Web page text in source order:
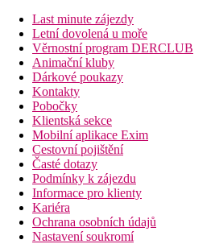
trezorem, lednicí a balkonem.
Vzdálenosti
35 km
Vzdálenost od nejbližšího letiště
12 km
Vzdálenost k pláži
750 m
Turistické centrum
1,5 km
Centrum města
Last minute zájezdy
Letní dovolená u moře
Věrnostní program DERCLUB
Animační kluby
Dárkové poukazy
Kontakty
Pobočky
Klientská sekce
Mobilní aplikace Exim
Cestovní pojištění
Časté dotazy
Podmínky k zájezdu
Informace pro klienty
Kariéra
Ochrana osobních údajů
Nastavení soukromí